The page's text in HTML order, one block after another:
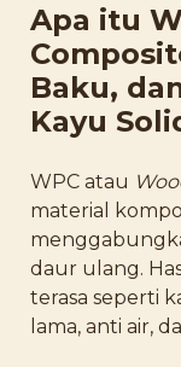
Apa itu
Baku,
Kayu
WPC atau
material
daur ulang.
terasa seperti
lama, anti air,